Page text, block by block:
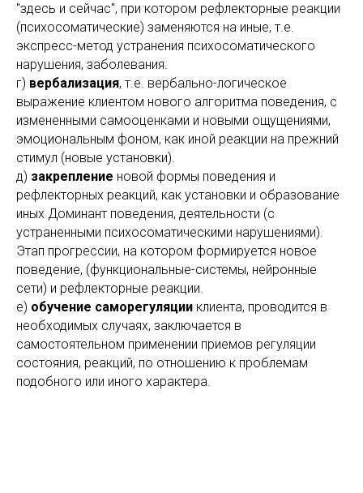
"здесь и сейчас", при котором рефлекторные реакции
(психосоматические) заменяются на иные, т.е.
экспресс-метод устранения психосоматического
нарушения, заболевания.
г) вербализация, т.е. вербально-логическое
выражение клиентом нового алгоритма поведения, с
измененными самооценками и новыми ощущениями,
эмоциональным фоном, как иной реакции на прежний
стимул (новые установки).
д) закрепление новой формы поведения и
рефлекторных реакций, как установки и образование
иных Доминант поведения, деятельности (с
устраненными психосоматическими нарушениями).
Этап прогрессии, на котором формируется новое
поведение, (функциональные-системы, нейронные
сети) и рефлекторные реакции.
е) обучение саморегуляции клиента, проводится в
необходимых случаях, заключается в
самостоятельном применении приемов регуляции
состояния, реакций, по отношению к проблемам
подобного или иного характера.